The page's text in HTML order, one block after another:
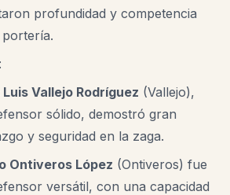
profundidad y competencia
:
Vallejo Rodríguez (Vallejo),
sólido, demostró gran
y seguridad en la zaga.
Ontiveros López (Ontiveros) fue
versátil, con una capacidad